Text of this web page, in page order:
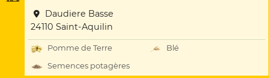
Daudiere Basse
24110 Saint-Aquilin
Pomme de Terre
Blé
Semences potagères